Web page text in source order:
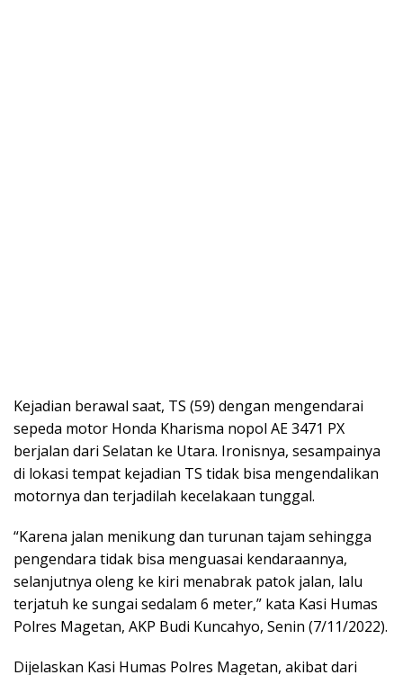
Kejadian berawal saat, TS (59) dengan mengendarai
sepeda motor Honda Kharisma nopol AE 3471 PX
berjalan dari Selatan ke Utara. Ironisnya, sesampainya
di lokasi tempat kejadian TS tidak bisa mengendalikan
motornya dan terjadilah kecelakaan tunggal.
“Karena jalan menikung dan turunan tajam sehingga
pengendara tidak bisa menguasai kendaraannya,
selanjutnya oleng ke kiri menabrak patok jalan, lalu
terjatuh ke sungai sedalam 6 meter,” kata Kasi Humas
Polres Magetan, AKP Budi Kuncahyo, Senin (7/11/2022).
Dijelaskan Kasi Humas Polres Magetan, akibat dari